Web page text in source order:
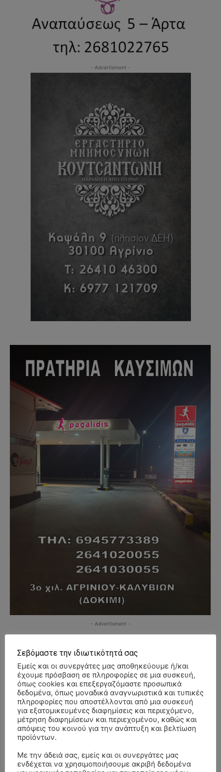
- Advertisment -
- Advertisment -
Σεβόμαστε την ιδιωτικότητά σας
Εμείς και οι συνεργάτες μας αποθηκεύουμε ή/και
έχουμε πρόσβαση σε πληροφορίες σε μια συσκευή,
όπως cookies και επεξεργαζόμαστε προσωπικά
δεδομένα, όπως μοναδικά αναγνωριστικά και τυπικές
πληροφορίες που αποστέλλονται από μια συσκευή
για εξατομικευμένες διαφημίσεις και περιεχόμενο,
μέτρηση διαφημίσεων και περιεχομένου, καθώς και
απόψεις του κοινού για την ανάπτυξη και βελτίωση
προϊόντων.
Με την άδειά σας, εμείς και οι συνεργάτες μας
ενδέχεται να χρησιμοποιήσουμε ακριβή δεδομένα